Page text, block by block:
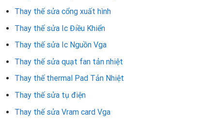
Thay thế sửa cổng xuất hình
Thay thế sửa Ic Điều Khiển
Thay thế sửa Ic Nguồn Vga
Thay thế sửa quạt fan tản nhiệt
Thay thế thermal Pad Tản Nhiệt
Thay thế sửa tụ điện
Thay thế sửa Vram card Vga